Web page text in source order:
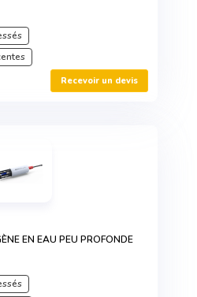
Recevoir un devis
EN EAU PEU PROFONDE